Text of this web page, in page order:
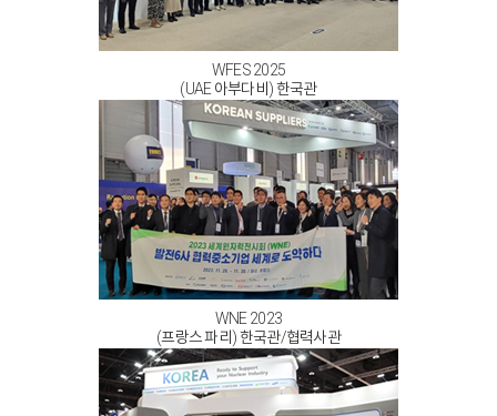
WFES 2025
(UAE 아부다비) 한국관
WNE 2023
(프랑스 파리) 한국관/협력사관